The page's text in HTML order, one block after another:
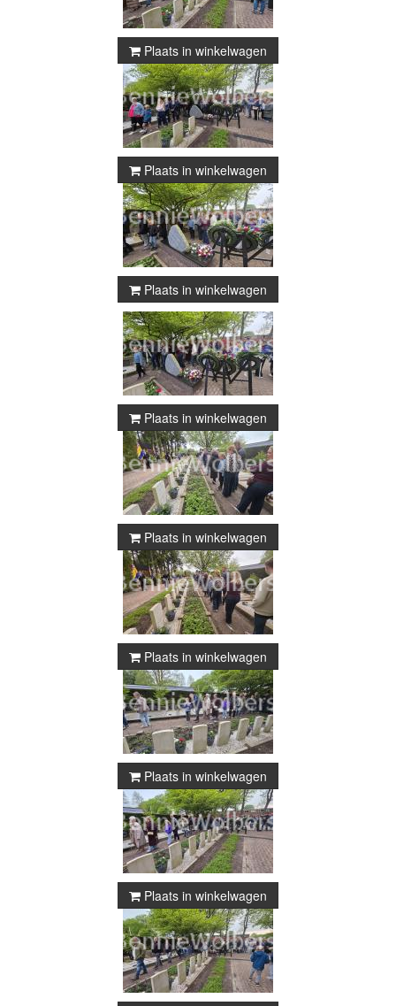
Plaats in winkelwagen
Plaats in winkelwagen
Plaats in winkelwagen
Plaats in winkelwagen
Plaats in winkelwagen
Plaats in winkelwagen
Plaats in winkelwagen
Plaats in winkelwagen